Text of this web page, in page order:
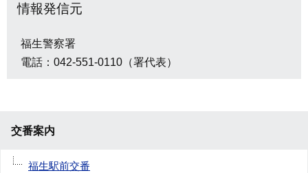
情報発信元
福生警察署
電話：042-551-0110（署代表）
交番案内
福生駅前交番